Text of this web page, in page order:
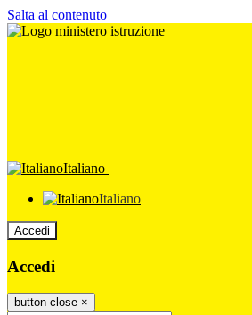
Salta al contenuto
Italiano
Italiano
Accedi
Accedi
button close ×